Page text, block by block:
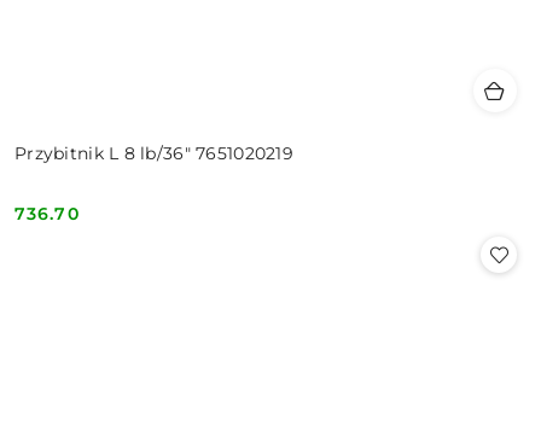
Przybitnik L 8 lb/36" 7651020219
Cena:
736.70